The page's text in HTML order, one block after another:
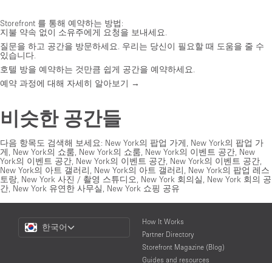
Storefront 를 통해 예약하는 방법:
지불 약속 없이 소유주에게 요청을 보내세요.
질문을 하고 공간을 방문하세요. 우리는 당신이 필요할 때 도움을 줄 수
있습니다.
호텔 방을 예약하는 것만큼 쉽게 공간을 예약하세요.
예약 과정에 대해 자세히 알아보기 →
비슷한 공간들
다음 항목도 검색해 보세요: New York의 팝업 가게
New York의 팝업 가
게
New York의 쇼룸 New York의 쇼룸 New York의 이벤트 공간 New
York의 이벤트 공간 New York의 이벤트 공간 New York의 이벤트 공간
New York의 아트 갤러리
New York의 아트 갤러리
New York의 팝업 레스
토랑 New York 사진 / 촬영 스튜디오 New York 회의실
New York 회의 공
간 New York 유연한 사무실 New York 쇼핑 공유
Choose
Language
한국어
How It Works
Partner Directory
Storefront Magazine (Blog)
Guides and resources